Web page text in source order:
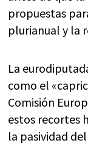
propuestas
plurianual y la
La
como el
Comisión
estos recortes
la pasividad